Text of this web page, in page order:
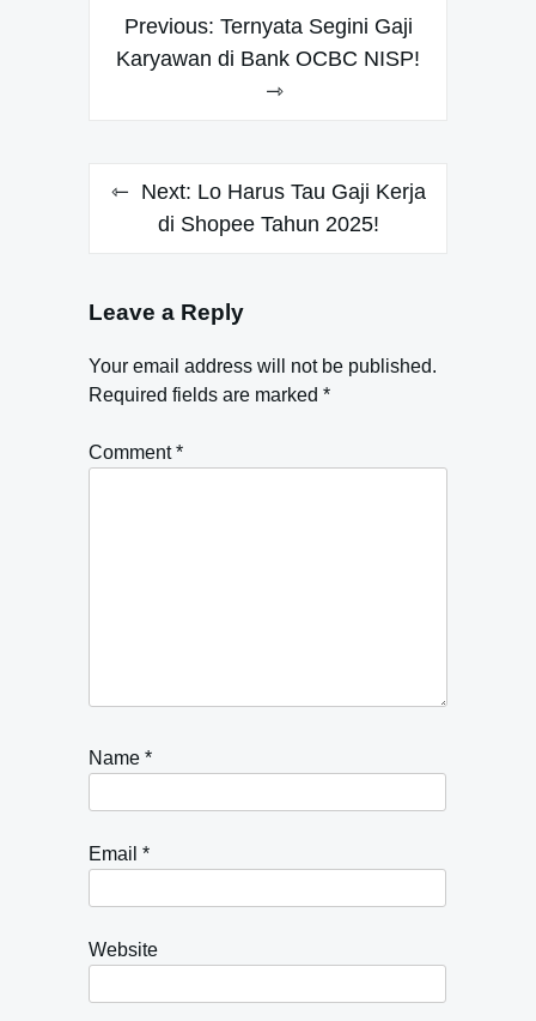
Post
navigation
Previous: Ternyata Segini Gaji
Karyawan di Bank OCBC NISP!
Next: Lo Harus Tau Gaji Kerja
di Shopee Tahun 2025!
Leave a Reply
Your email address will not be published.
Required fields are marked *
Comment*
Name *
Email *
Website